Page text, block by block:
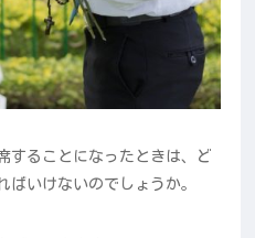
することになったときは、ど
ばいけないのでしょうか。